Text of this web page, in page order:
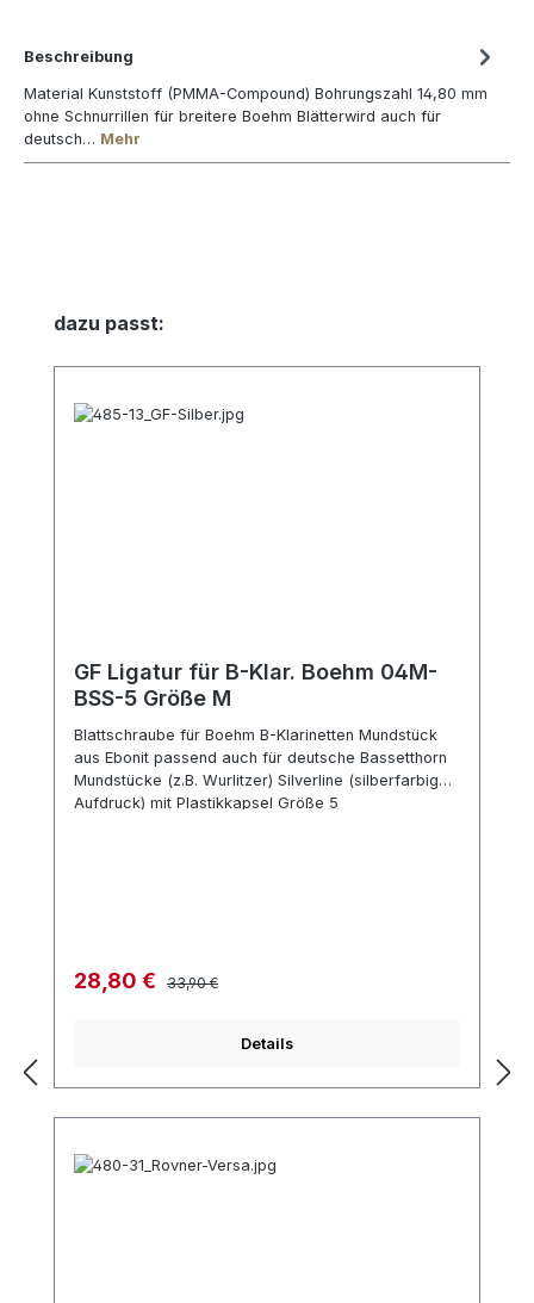
Beschreibung
Material Kunststoff (PMMA-Compound) Bohrungszahl 14,80 mm
ohne Schnurrillen für breitere Boehm Blätterwird auch für
deutsch… Mehr
Produktgalerie überspringen
dazu passt:
GF Ligatur für B-Klar. Boehm 04M-
BSS-5 Größe M
Blattschraube für Boehm B-Klarinetten Mundstück
aus Ebonit passend auch für deutsche Bassetthorn
Mundstücke (z.B. Wurlitzer) Silverline (silberfarbiger
Aufdruck) mit Plastikkapsel Größe 5
Verkaufspreis:
28,80 € Regulärer Preis:
33,90 €
Details